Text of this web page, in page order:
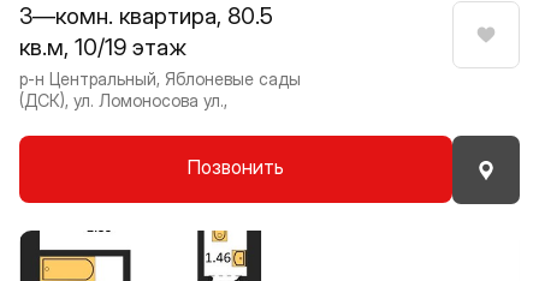
3—комн. квартира, 80.5
кв.м, 10/19 этаж
р-н Центральный, Яблоневые сады
(ДСК), ул. Ломоносова ул.,
Позвонить